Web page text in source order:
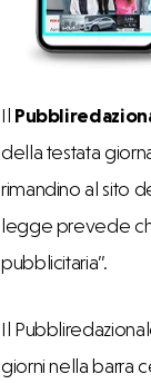
Il
della testata
rimandino al sito
legge prevede
pubblicitaria”.
Il
giorni nella barra